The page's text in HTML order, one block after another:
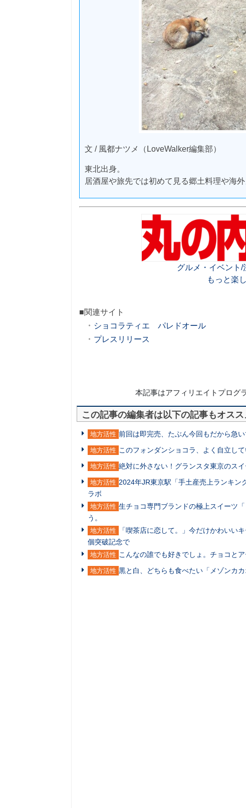
文 / 風都ナツメ（LoveWalker編集部）
東北出身。
居酒屋や旅先では初めて見る郷土料理や海外
グルメ・イベント/
もっと楽
■関連サイト
ショコラティエ パレドオール
プレスリリース
本記事はアフィリエイトプログ
この記事の編集者は以下の記事もオス
地方活性 前回は即完売、たぶん今回もだから急
地方活性 このフォンダンショコラ、よく自立し
地方活性 絶対に外さない！グランスタ東京のス
地方活性 2024年JR東京駅「手土産売上ランキン
ラボ
地方活性 生チョコ専門ブランドの極上スイーツ
う。
地方活性
「喫茶店に恋して。」今だけかわい
個突破記念で
地方活性 こんなの誰でも好きでしょ。チョコと
地方活性 黒と白、どちらも食べたい「メゾンカカ